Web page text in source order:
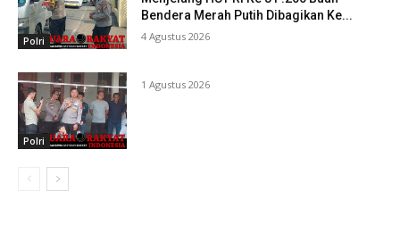
Polri
Bendera Merah Putih Dibagikan Ke...
4 Agustus 2026
Polri
1 Agustus 2026